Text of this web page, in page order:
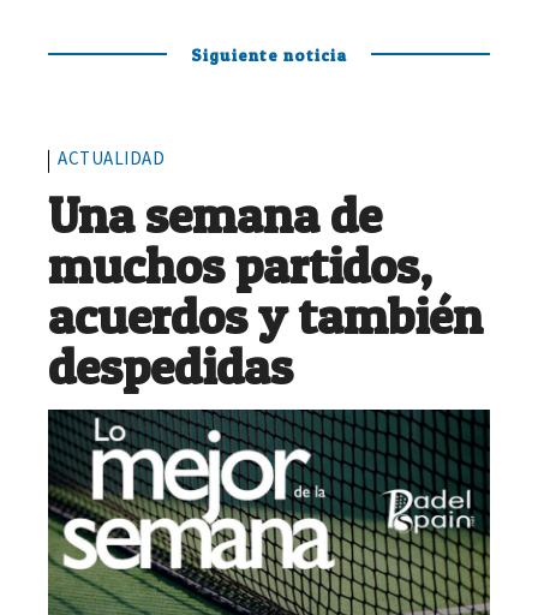
Siguiente noticia
ACTUALIDAD
Una semana de
muchos partidos,
acuerdos y también
despedidas